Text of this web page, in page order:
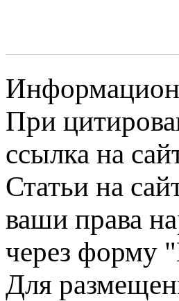
При
ссылка на
Статьи на
ваши права
через форму
Для